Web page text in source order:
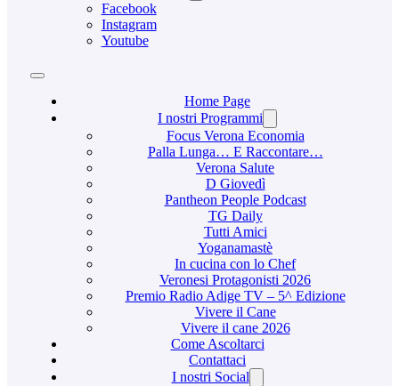
Facebook
Instagram
Youtube
Home Page
I nostri Programmi
Focus Verona Economia
Palla Lunga… E Raccontare…
Verona Salute
D Giovedì
Pantheon People Podcast
TG Daily
Tutti Amici
Yoganamastè
In cucina con lo Chef
Veronesi Protagonisti 2026
Premio Radio Adige TV – 5^ Edizione
Vivere il Cane
Vivere il cane 2026
Come Ascoltarci
Contattaci
I nostri Social